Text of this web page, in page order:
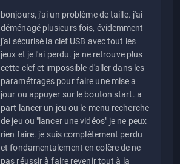
bonjours, j'ai un problème de taille. j'ai
déménagé plusieurs fois, évidemment
j'ai sécurisé la clef USB avec tout les
jeux et je l'ai perdu. je ne retrouve plus
cette clef et impossible d'aller dans les
paramétrages pour faire une mise a
jour ou appuyer sur le bouton start. a
part lancer un jeu ou le menu recherche
de jeu ou "lancer une vidéos" je ne peux
rien faire. je suis complètement perdu
et fondamentalement en colère de ne
pas réussir à faire revenir tout à la